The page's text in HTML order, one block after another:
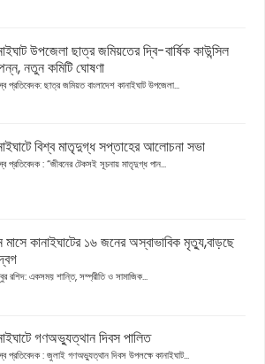
উপজেলা ছাত্র জমিয়তের দ্বি-বার্ষিক কাউন্সিল
নতুন কমিটি ঘোষণা
প্রতিবেদক: ছাত্র জমিয়ত বাংলাদেশ কানাইঘাট উপজেলা...
বিশ্ব মাতৃদুগ্ধ সপ্তাহের আলোচনা সভা
প্রতিবেদক : “জীবনের টেকসই সূচনায় মাতৃদুগ্ধ পান...
মাসে কানাইঘাটের ১৬ জনের অস্বাভাবিক মৃত্যু,বাড়ছে
রশিদ: একসময় শান্তি, সম্প্রীতি ও সামাজিক...
গণঅভ্যুত্থান দিবস পালিত
প্রতিবেদক : জুলাই গণঅভ্যুত্থান দিবস উপলক্ষে কানাইঘাট...